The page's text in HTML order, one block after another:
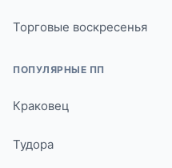
Торговые воскресенья
ПОПУЛЯРНЫЕ ПП
Краковец
Тудора